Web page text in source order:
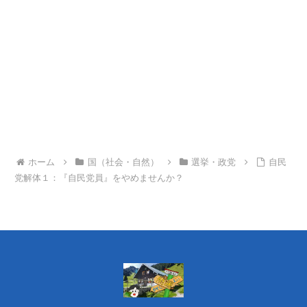
ホーム 国（社会・自然） 選挙・政党
自民
党解体１：『自民党員』をやめませんか？